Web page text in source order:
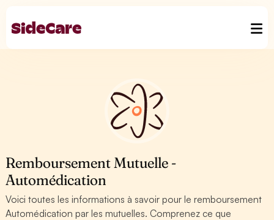
Remboursement Mutuelle -
Automédication
Voici toutes les informations à savoir pour le remboursement
Automédication par les mutuelles. Comprenez ce que